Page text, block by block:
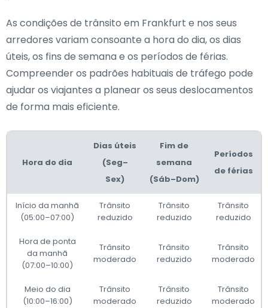
As condições de trânsito em Frankfurt e nos seus
arredores variam consoante a hora do dia, os dias
úteis, os fins de semana e os períodos de férias.
Compreender os padrões habituais de tráfego pode
ajudar os viajantes a planear os seus deslocamentos
de forma mais eficiente.
Hora do dia
Dias úteis
(Seg–
Sex)
Fim de
semana
(Sáb–Dom)
Períodos
de férias
Início da manhã
(05:00–07:00)
Trânsito
reduzido
Trânsito
reduzido
Trânsito
reduzido
Hora de ponta
da manhã
(07:00–10:00)
Trânsito
moderado
Trânsito
reduzido
Trânsito
moderado
Meio do dia
(10:00–16:00)
Trânsito
moderado
Trânsito
reduzido
Trânsito
moderado